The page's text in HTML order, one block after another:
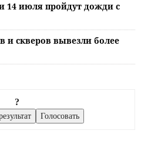
14 июля пройдут дожди с
и скверов вывезли более
?